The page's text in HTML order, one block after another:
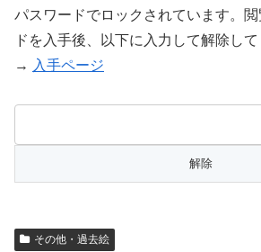
パスワードでロックされています。
ドを入手後、以下に入力して解除して
→ 入手ページ
その他・過去絵